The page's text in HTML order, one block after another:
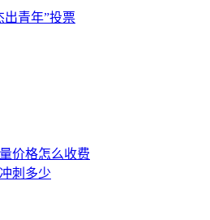
出青年”投票
价格怎么收费
刺多少